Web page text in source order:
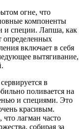
огне, что
компоненты
и специи. Лапша, как
определенных
включает в себя
вытягивание,
в
поливается на
и специями. Это
красивым.
лагман часто
собирая за